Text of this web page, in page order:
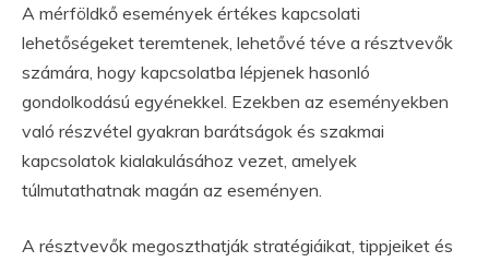
A mérföldkő események értékes kapcsolati
lehetőségeket teremtenek, lehetővé téve a résztvevők
számára, hogy kapcsolatba lépjenek hasonló
gondolkodású egyénekkel. Ezekben az eseményekben
való részvétel gyakran barátságok és szakmai
kapcsolatok kialakulásához vezet, amelyek
túlmutathatnak magán az eseményen.
A résztvevők megoszthatják stratégiáikat, tippjeiket és